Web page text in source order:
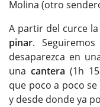
Molina (otro
A partir del curce
pinar.
desaparezca en
unacantera (1h
que poco a poco
y desde donde ya